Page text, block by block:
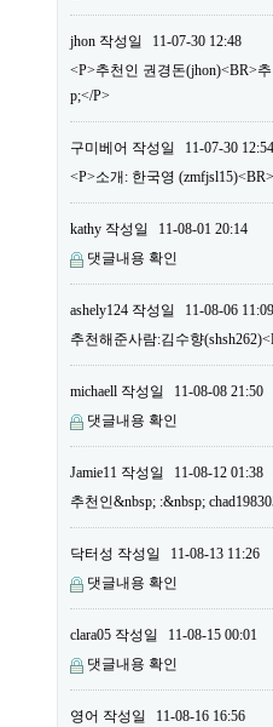
jhon 작성일
11-07-30 12:48
<P>추천인 권경돈(jhon)<BR>
p;</P>
구미베어 작성일
11-07-30 12:54
<P>소개: 한국영
kathy 작성일
11-08-01 20:14
댓글내용 확인
ashely124 작성일
11-08-06 11:09
추천해준사람:김수향
michaell 작성일
11-08-08 21:50
댓글내용 확인
Jamie11 작성일
11-08-12 01:38
추천인&nbsp; :&nbsp;
닥터성 작성일
11-08-13 11:26
댓글내용 확인
clara05 작성일
11-08-15 00:01
댓글내용 확인
영어 작성일 11-08-16 16:56